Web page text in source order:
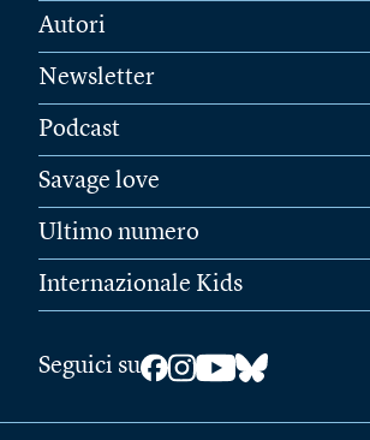
Autori
Newsletter
Podcast
Savage love
Ultimo numero
Internazionale Kids
Seguici su